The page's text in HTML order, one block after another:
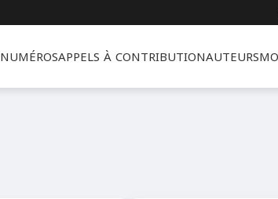
NUMÉROSAPPELS À CONTRIBUTIONAUTEURS